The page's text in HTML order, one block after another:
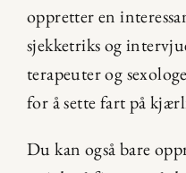
oppretter en
sjekketriks og
terapeuter og
for å sette fart på
Du kan også bare